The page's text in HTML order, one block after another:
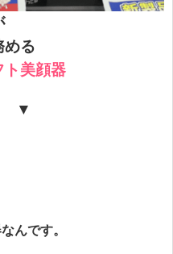
める
ト美顔器
▼
んです。